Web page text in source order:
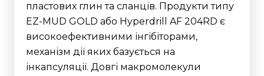
пластових глин та сланців. Продукти типу
EZ-MUD GOLD або Hyperdrill AF 204RD є
високоефективними інгібіторами,
механізм дії яких базується на
інкапсуляції. Довгі макромолекули